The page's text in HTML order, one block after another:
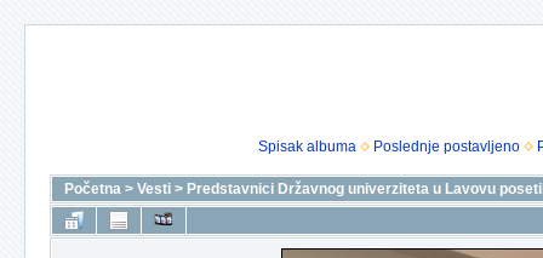
Spisak albuma Poslednje postavljeno
Početna > Vesti > Predstavnici Državnog univerziteta u Lavovu